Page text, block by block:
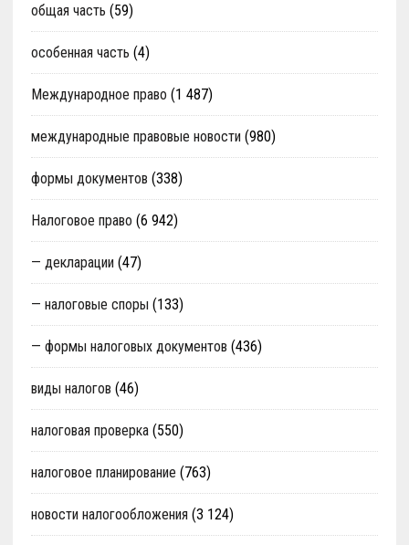
общая часть (59)
особенная часть (4)
Международное право (1 487)
международные правовые новости (980)
формы документов (338)
Налоговое право (6 942)
— декларации (47)
— налоговые споры (133)
— формы налоговых документов (436)
виды налогов (46)
налоговая проверка(550)
налоговое планирование (763)
новости налогообложения (3 124)